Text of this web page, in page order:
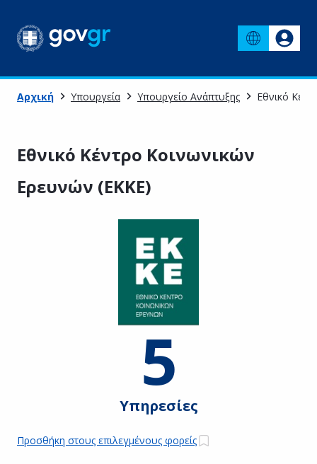
Αρχική Υπουργεία Υπουργείο Ανάπτυξης Εθνικό
Εθνικό Κέντρο Κοινωνικών
Ερευνών (ΕΚΚΕ)
5
Υπηρεσίες
Προσθήκη στους επιλεγμένους φορείς